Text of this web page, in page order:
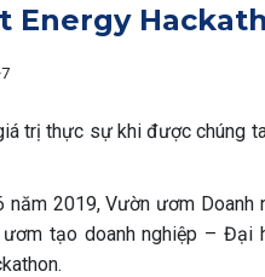
Energy
trị thực sự khi được chúng
năm 2019, Vườn ươm
tạo doanh nghiệp – Đại